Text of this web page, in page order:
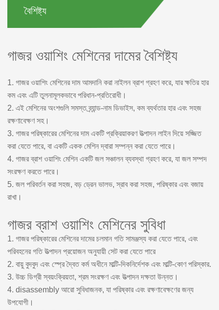
বৈশিষ্ট্য
গাজর ওয়াশিং মেশিনের দামের বৈশিষ্ট্য
1. গাজর ওয়াশিং মেশিনের দাম আমদানি করা নাইলন ব্রাশ গ্রহণ করে, যার ক্ষতির হার
কম এবং এটি তুলনামূলকভাবে পরিধান-প্রতিরোধী।
2. এই মেশিনের অংশগুলি সমস্ত ব্র্যান্ড-নাম ডিভাইস, কম ব্যর্থতার হার এবং সহজ
রক্ষণাবেক্ষণ সহ।
3. গাজর পরিষ্কারের মেশিনের দাম একটি প্রক্রিয়াকরণ উত্পাদন লাইন দিয়ে সজ্জিত
করা যেতে পারে, বা একটি একক মেশিন দ্বারা সম্পন্ন করা যেতে পারে।
4. গাজর ব্রাশ ওয়াশিং মেশিন একটি জল সঞ্চালন ব্যবস্থা গ্রহণ করে, যা জল সম্পদ
সংরক্ষণ করতে পারে।
5. জল পরিবর্তন করা সহজ, বড় ড্রেন ভালভ, স্রাব করা সহজ, পরিষ্কার এবং বজায়
রাখা।
গাজর ব্রাশ ওয়াশিং মেশিনের সুবিধা
1. গাজর পরিষ্কারের মেশিনের দামের চলমান গতি সামঞ্জস্য করা যেতে পারে, এবং
পরিবহনের গতি উত্পাদন প্রয়োজন অনুযায়ী সেট করা যেতে পারে
2. বায়ু বুদবুদ এবং স্প্রে দ্বৈত কর্ম অধীনে মাল্টি-দিকনির্দেশক এবং মাল্টি-কোণ পরিস্কার.
3. উচ্চ ডিগ্রী স্বয়ংক্রিয়তা, শ্রম সংরক্ষণ এবং উত্পাদন দক্ষতা উন্নত।
4. disassembly আরো সুবিধাজনক, যা পরিষ্কার এবং রক্ষণাবেক্ষণের জন্য
উপযোগী।